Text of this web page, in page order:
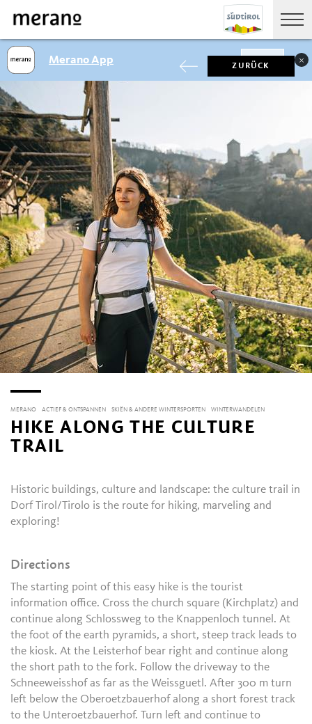
ZURÜCK
MERANO ACTIEF & ONTSPANNEN SKIËN & ANDERE WINTERSPORTEN WINTERWANDELEN
HIKE ALONG THE CULTURE
TRAIL
Historic buildings, culture and landscape: the culture trail in
Dorf Tirol/Tirolo is the route for hiking, marveling and
exploring!
Directions
The starting point of this easy hike is the tourist
information office. Cross the church square (Kirchplatz) and
continue along Schlossweg to the Knappenloch tunnel. At
the foot of the earth pyramids, a short, steep track leads to
the kiosk. At the Leisterhof bear right and continue along
the short path to the fork. Follow the driveway to the
Schneeweisshof as far as the Weissguetl. After 300 m turn
left below the Oberoetzbauerhof along a short forest track
to the Unteroetzbauerhof. Turn left and continue to
Merano App SHOW